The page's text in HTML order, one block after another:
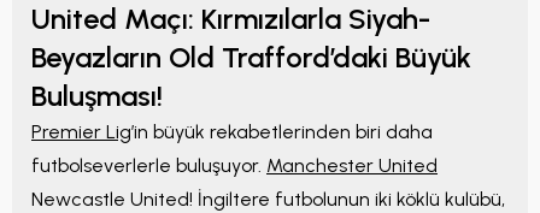
United Maçı: Kırmızılarla Siyah-
Beyazların Old Trafford’daki Büyük
Buluşması!
Premier Lig’in büyük rekabetlerinden biri daha
futbolseverlerle buluşuyor. Manchester United
Newcastle United! İngiltere futbolunun iki köklü kulübü,